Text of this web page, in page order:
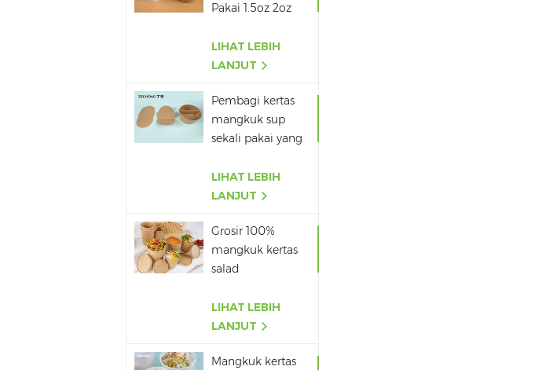
Pakai 1.5oz 2oz
LIHAT LEBIH
LANJUT
Pembagi kertas
mangkuk sup
sekali pakai yang
pulang terlaris
LIHAT LEBIH
LANJUT
Grosir 100%
mangkuk kertas
salad
pla
LIHAT LEBIH
LANJUT
Mangkuk kertas